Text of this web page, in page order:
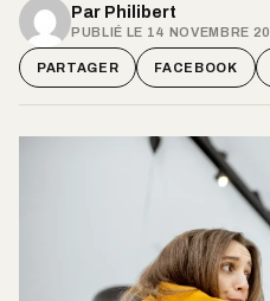
Par Philibert
PUBLIÉ LE 14 NOVEMBRE
PARTAGER FACEBOOK